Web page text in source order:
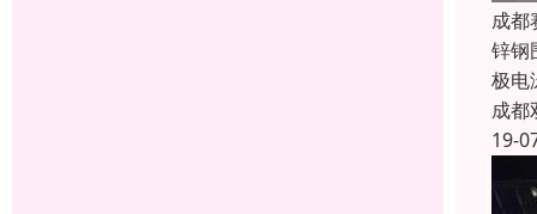
成都
锌钢
极电
成都
19-